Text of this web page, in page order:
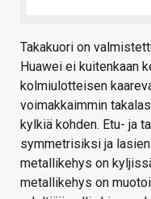
Takakuori on
Huawei ei kuitenkaan
kolmiulotteisen
voimakkaimmin
kylkiä kohden. Etu- ja
symmetrisiksi ja
metallikehys on
metallikehys on